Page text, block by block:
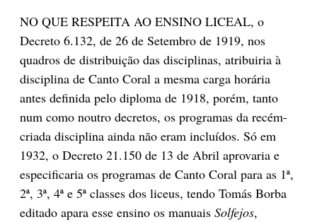
NO QUE RESPEITA AO ENSINO LICEAL, o
Decreto 6.132, de 26 de Setembro de 1919, nos
quadros de distribuição das disciplinas, atribuiria à
disciplina de Canto Coral a mesma carga horária
antes definida pelo diploma de 1918, porém, tanto
num como noutro decretos, os programas da recém-
criada disciplina ainda não eram incluídos. Só em
1932, o Decreto 21.150 de 13 de Abril aprovaria e
especificaria os programas de Canto Coral para as 1ª,
2ª, 3ª, 4ª e 5ª classes dos liceus, tendo Tomás Borba
editado apara esse ensino os manuais Solfejos,